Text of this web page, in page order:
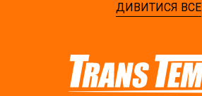
ДИВИТИСЯ ВСЕ